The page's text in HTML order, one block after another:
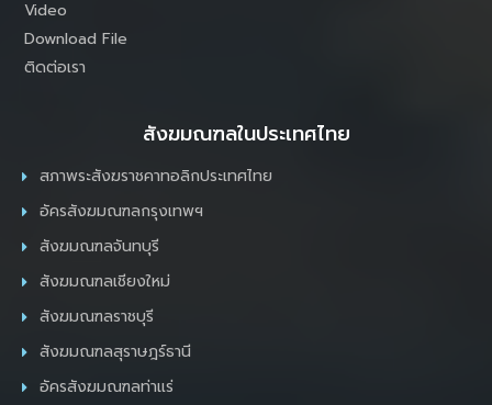
Video
Download File
ติดต่อเรา
สังฆมณฑลในประเทศไทย
สภาพระสังฆราชคาทอลิกประเทศไทย
อัครสังฆมณฑลกรุงเทพฯ
สังฆมณฑลจันทบุรี
สังฆมณฑลเชียงใหม่
สังฆมณฑลราชบุรี
สังฆมณฑลสุราษฎร์ธานี
อัครสังฆมณฑลท่าแร่